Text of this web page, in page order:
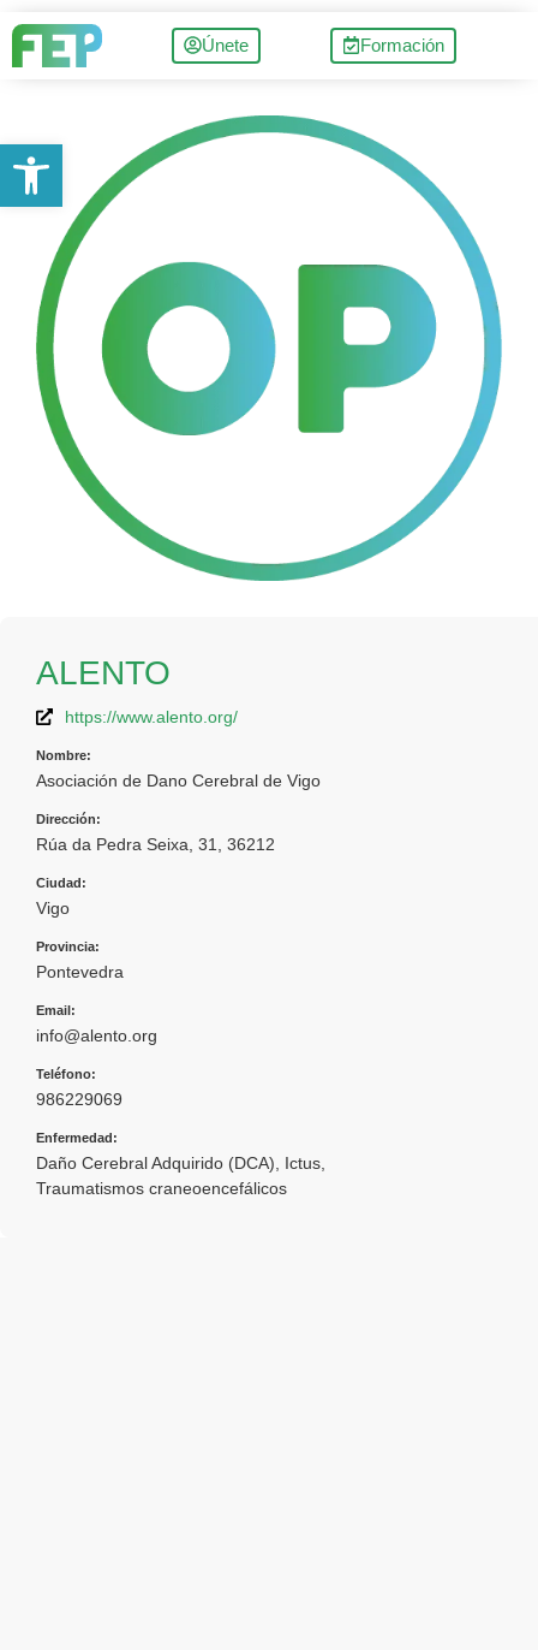
Únete Formación
ALENTO
https://www.alento.org/
Nombre:
Asociación de Dano Cerebral de Vigo
Dirección:
Rúa da Pedra Seixa, 31, 36212
Ciudad:
Vigo
Provincia:
Pontevedra
Email:
info@alento.org
Teléfono:
986229069
Enfermedad:
Daño Cerebral Adquirido (DCA) Ictus
Traumatismos craneoencefálicos
Abrir barra de herramientas